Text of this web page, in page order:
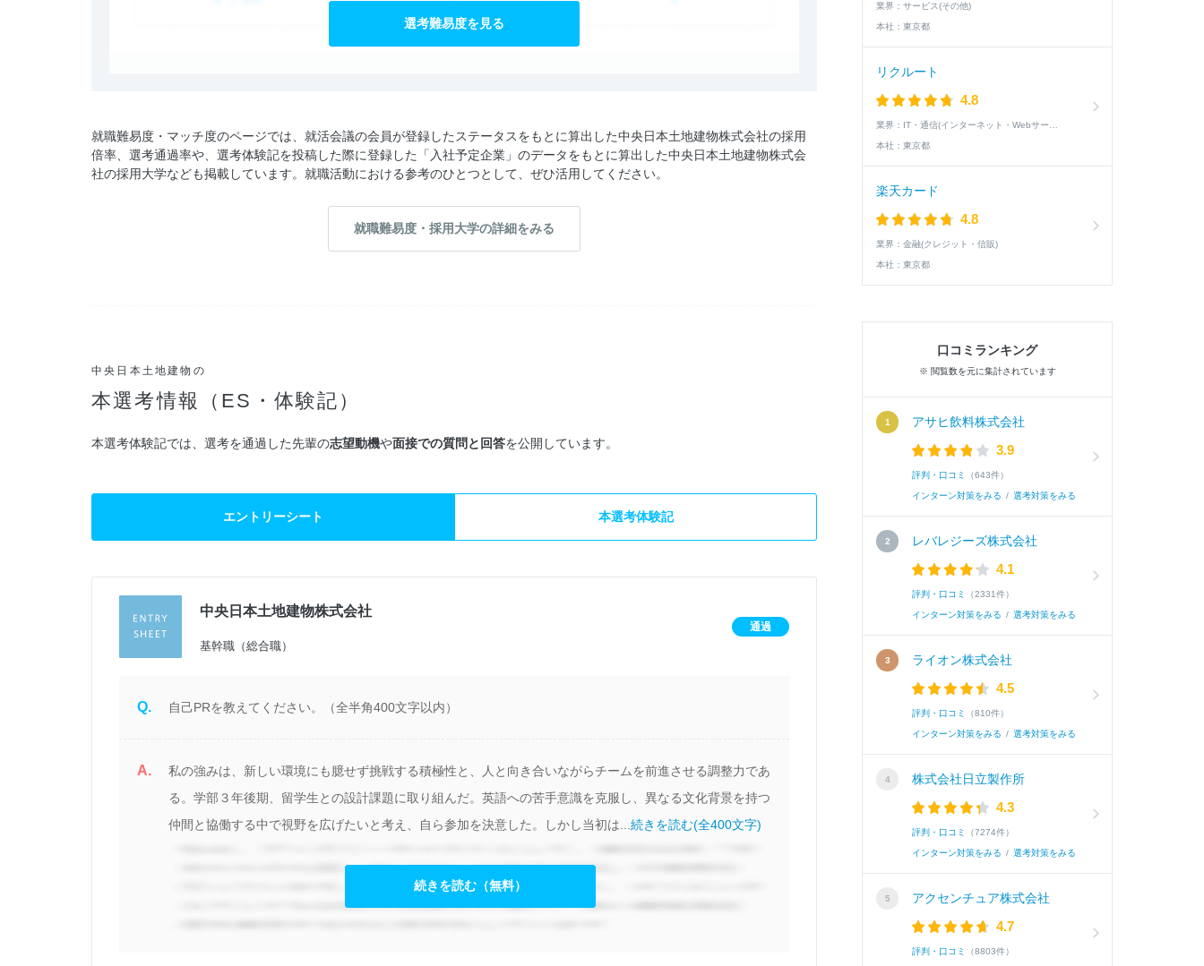
選考難易度を見る
就職難易度・マッチ度のページでは、就活会議の会員が登録したステータスをもとに算出した中央日本土地建物株式会社の採用
倍率、選考通過率や、選考体験記を投稿した際に登録した「入社予定企業」のデータをもとに算出した中央日本土地建物株式会
社の採用大学なども掲載しています。就職活動における参考のひとつとして、ぜひ活用してください。
就職難易度・採用大学の詳細をみる
中央日本土地建物の
本選考情報（ES・体験記）
本選考体験記では、選考を通過した先輩の志望動機や面接での質問と回答を公開しています。
エントリーシート 本選考体験記
中央日本土地建物株式会社
基幹職（総合職）
通過
Q. 自己PRを教えてください。（全半角400文字以内）
A.
私の強みは、新しい環境にも臆せず挑戦する積極性と、人と向き合いながらチームを前進させる調整力であ
る。学部３年後期、留学生との設計課題に取り組んだ。英語への苦手意識を克服し、異なる文化背景を持つ
仲間と協働する中で視野を広げたいと考え、自ら参加を決意した。しかし当初は... 続きを読む(全400文字)
続きを読む（無料）
中央日本土地建物株式会社
Q. 趣味・特技を教えてください。
特技はギター演奏である。高校時代に独学で始
業界： サービス(その他)
本社： 東京都
リクルート
4.8
業界：
本社： 東京都
楽天カード
4.8
業界： 金融(クレジット・信販)
本社： 東京都
口コミランキング
※ 閲覧数を元に集計されています
アサヒ飲料株式会社
3.9
評判・口コミ （643件）
インターン対策をみる / 選考対策をみる
レバレジーズ株式会社
4.1
評判・口コミ （2331件）
インターン対策をみる / 選考対策をみる
ライオン株式会社
4.5
評判・口コミ （810件）
インターン対策をみる / 選考対策をみる
株式会社日立製作所
4.3
評判・口コミ （7274件）
インターン対策をみる / 選考対策をみる
アクセンチュア株式会社
4.7
評判・口コミ （8803件）